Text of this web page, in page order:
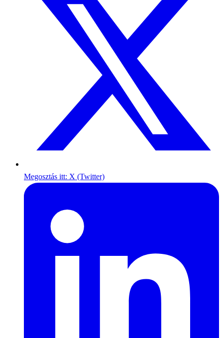
Megosztás itt: X (Twitter)